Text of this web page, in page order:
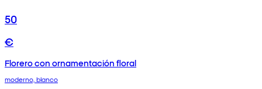
50
€
Florero con ornamentación floral
moderno, blanco